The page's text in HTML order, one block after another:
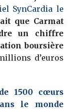
SynCardia le
que Carmat
un chiffre
boursière
d’euros
1500 cœurs
le monde